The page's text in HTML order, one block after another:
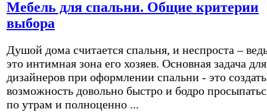
Мебель для спальни. Общие критерии
выбора
Душой дома считается спальня, и неспроста –
это интимная зона его хозяев. Основная задача для
дизайнеров при оформлении спальни - это создать
возможность довольно быстро и бодро
по утрам и полноценно ...